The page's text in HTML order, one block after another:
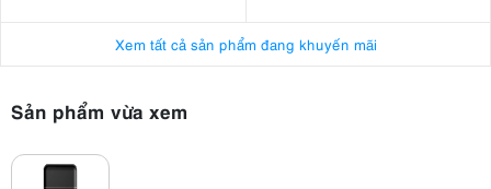
Xem tất cả sản phẩm đang khuyến mãi
Sản phẩm vừa xem